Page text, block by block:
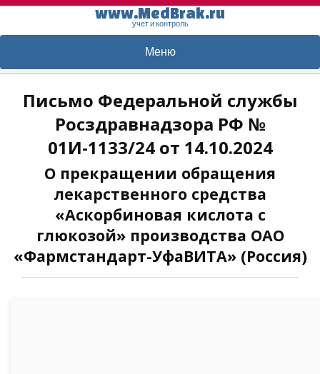
www.MedBrak.ru
учет и контроль
Меню
Письмо Федеральной службы
Росздравнадзора РФ №
01И-1133/24 от 14.10.2024
О прекращении обращения
лекарственного средства
«Аскорбиновая кислота с
глюкозой» производства ОАО
«Фармстандарт-УфаВИТА» (Россия)